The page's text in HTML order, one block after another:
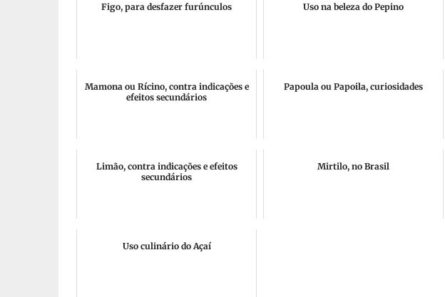
Figo, para desfazer furúnculos Uso na beleza do Pepino
Mamona ou Rícino, contra indicações e
efeitos secundários
Papoula ou Papoila, curiosidades
Limão, contra indicações e efeitos
secundários
Mirtilo, no Brasil
Uso culinário do Açaí